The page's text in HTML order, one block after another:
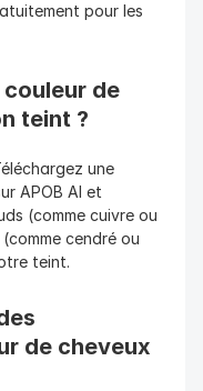
pour les
de
teint ?
une
APOB AI et
(comme cuivre ou
cendré ou
teint.
de cheveux